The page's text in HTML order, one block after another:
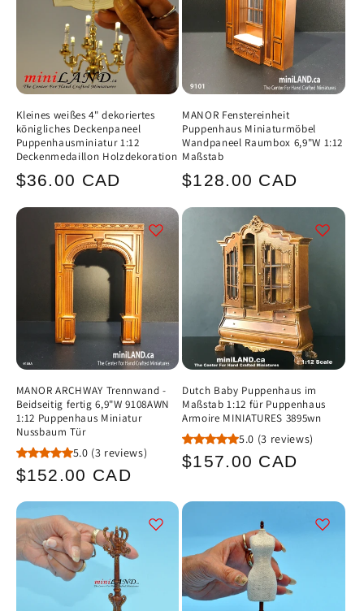
Kleines weißes 4" dekoriertes
königliches Deckenpaneel
Puppenhausminiatur 1:12
Deckenmedaillon Holzdekoration
Normaler
$36.00 CAD
MANOR Fenstereinheit
Puppenhaus Miniaturmöbel
Wandpaneel Raumbox 6,9"W 1:12
Maßstab
Normaler
$128.00 CAD
MANOR ARCHWAY Trennwand -
Beidseitig fertig 6,9"W 9108AWN
1:12 Puppenhaus Miniatur
Nussbaum Tür
5.0 (3 reviews)
Normaler
$152.00 CAD
Dutch Baby Puppenhaus im
Maßstab 1:12 für Puppenhaus
Armoire MINIATURES 3895wn
5.0 (3 reviews)
Normaler
$157.00 CAD